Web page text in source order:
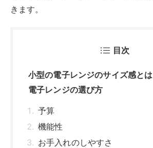
きます。
目次
小型の電子レンジのサイズ感とは
電子レンジの選び方
予算
機能性
お手入れのしやすさ